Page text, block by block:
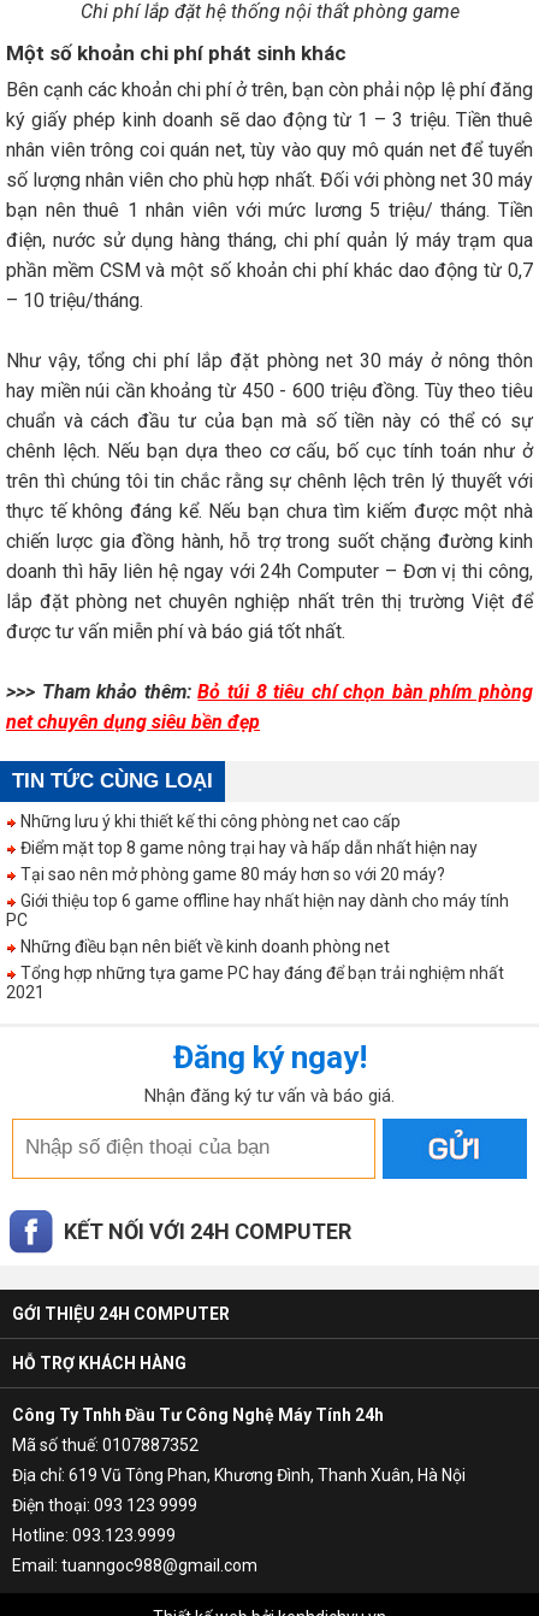
Chi phí lắp đặt hệ thống nội thất phòng game
Một số khoản chi phí phát sinh khác
Bên cạnh các khoản chi phí ở trên, bạn còn phải nộp lệ phí đăng
ký giấy phép kinh doanh sẽ dao động từ 1 – 3 triệu. Tiền thuê
nhân viên trông coi quán net, tùy vào quy mô quán net để tuyển
số lượng nhân viên cho phù hợp nhất. Đối với phòng net 30 máy
bạn nên thuê 1 nhân viên với mức lương 5 triệu/ tháng. Tiền
điện, nước sử dụng hàng tháng, chi phí quản lý máy trạm qua
phần mềm CSM và một số khoản chi phí khác dao động từ 0,7
– 10 triệu/tháng.
Như vậy, tổng chi phí lắp đặt phòng net 30 máy ở nông thôn
hay miền núi cần khoảng từ 450 - 600 triệu đồng. Tùy theo tiêu
chuẩn và cách đầu tư của bạn mà số tiền này có thể có sự
chênh lệch. Nếu bạn dựa theo cơ cấu, bố cục tính toán như ở
trên thì chúng tôi tin chắc rằng sự chênh lệch trên lý thuyết với
thực tế không đáng kể. Nếu bạn chưa tìm kiếm được một nhà
chiến lược gia đồng hành, hỗ trợ trong suốt chặng đường kinh
doanh thì hãy liên hệ ngay với 24h Computer – Đơn vị thi công,
lắp đặt phòng net chuyên nghiệp nhất trên thị trường Việt để
được tư vấn miễn phí và báo giá tốt nhất.
>>> Tham khảo thêm:Bỏ túi 8 tiêu chí chọn bàn phím phòng
net chuyên dụng siêu bền đẹp
TIN TỨC CÙNG LOẠI
Những lưu ý khi thiết kế thi công phòng net cao cấp
Điểm mặt top 8 game nông trại hay và hấp dẫn nhất hiện nay
Tại sao nên mở phòng game 80 máy hơn so với 20 máy?
Giới thiệu top 6 game offline hay nhất hiện nay dành cho máy tính
PC
Những điều bạn nên biết về kinh doanh phòng net
Tổng hợp những tựa game PC hay đáng để bạn trải nghiệm nhất
2021
Đăng ký ngay!
Nhận đăng ký tư vấn và báo giá.
KẾT NỐI VỚI 24H COMPUTER
GỚI THIỆU 24H COMPUTER
HỖ TRỢ KHÁCH HÀNG
Công Ty Tnhh Đầu Tư Công Nghệ Máy Tính 24h
Mã số thuế: 0107887352
Địa chỉ: 619 Vũ Tông Phan, Khương Đình, Thanh Xuân, Hà Nội
Điện thoại: 093 123 9999
Hotline: 093.123.9999
Email: tuanngoc988@gmail.com